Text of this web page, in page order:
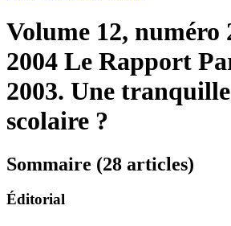
Volume 12, numéro
2004 Le Rapport
2003. Une
scolaire ?
Sommaire (28 articles)
Éditorial